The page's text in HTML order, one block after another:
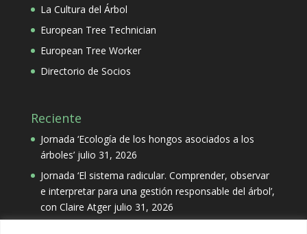
La Cultura del Árbol
European Tree Technician
European Tree Worker
Directorio de Socios
Reciente
Jornada ‘Ecología de los hongos asociados a los
árboles’ julio 31, 2026
Jornada ‘El sistema radicular. Comprender, observar
e interpretar para una gestión responsable del árbol’,
con Claire Atger julio 31, 2026